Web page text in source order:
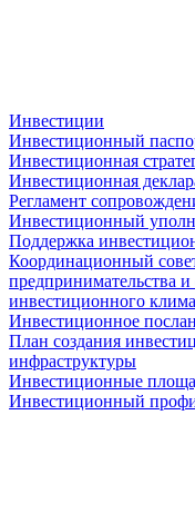
Инвестиции
Инвестиционный
Инвестиционная
Инвестиционная
Регламент
Инвестиционный
Поддержка
Координационный
предпринимательства
инвестиционного
Инвестиционное
План создания
инфраструктуры
Инвестиционные
Инвестиционный